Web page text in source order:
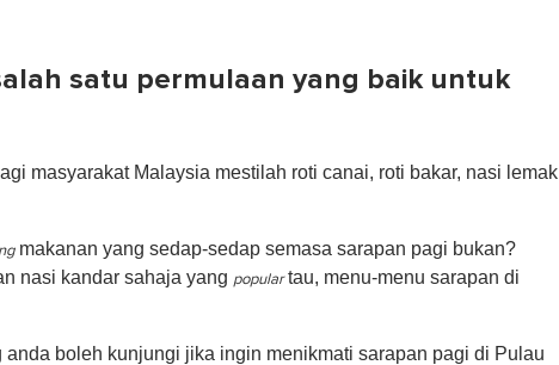
satu permulaan yang baik untuk
masyarakat Malaysia mestilah roti canai, roti bakar, nasi lemak
makanan yang sedap-sedap semasa sarapan pagi bukan?
nasi kandar sahaja yang populartau, menu-menu sarapan di
boleh kunjungi jika ingin menikmati sarapan pagi di Pulau